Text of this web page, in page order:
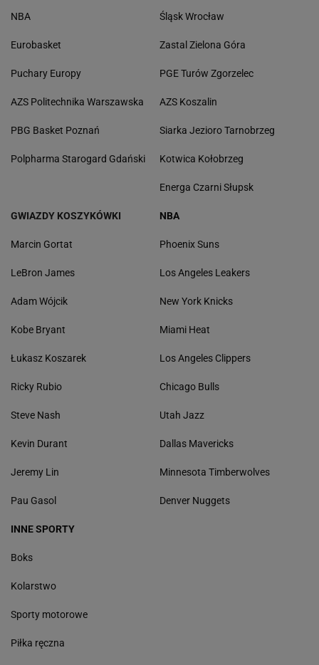
NBA
Eurobasket
Puchary Europy
AZS Politechnika Warszawska
PBG Basket Poznań
Polpharma Starogard Gdański
Śląsk Wrocław
Zastal Zielona Góra
PGE Turów Zgorzelec
AZS Koszalin
Siarka Jezioro Tarnobrzeg
Kotwica Kołobrzeg
Energa Czarni Słupsk
GWIAZDY KOSZYKÓWKI
Marcin Gortat
LeBron James
Adam Wójcik
Kobe Bryant
Łukasz Koszarek
Ricky Rubio
Steve Nash
Kevin Durant
Jeremy Lin
Pau Gasol
NBA
Phoenix Suns
Los Angeles Leakers
New York Knicks
Miami Heat
Los Angeles Clippers
Chicago Bulls
Utah Jazz
Dallas Mavericks
Minnesota Timberwolves
Denver Nuggets
INNE SPORTY
Boks
Kolarstwo
Sporty motorowe
Piłka ręczna